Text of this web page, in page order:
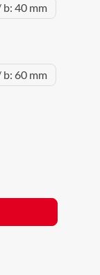
b: 40 mm
b: 60 mm